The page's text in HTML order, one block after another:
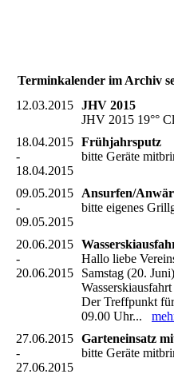
Terminkalender im Archiv
12.03.2015 JHV 2015
JHV 2015 19°°
18.04.2015
-
18.04.2015
Frühjahrsputz
bitte Geräte
09.05.2015
-
09.05.2015
Ansurfen/
bitte eigenes
20.06.2015
-
20.06.2015
Hallo liebe
Samstag (20.
Der Treffpunkt
09.00 Uhr...
27.06.2015
-
27.06.2015
Garteneinsatz
bitte Geräte